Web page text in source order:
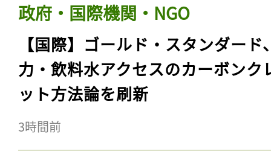
政府・国際機関・NGO
【国際】ゴールド・スタンダード
力・飲料水アクセスのカーボンク
ット方法論を刷新
3時間前